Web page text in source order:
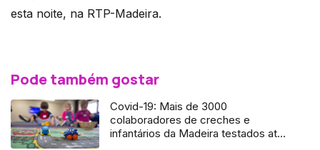
esta noite, na RTP-Madeira.
Pode também gostar
Covid-19: Mais de 3000
colaboradores de creches e
infantários da Madeira testados até